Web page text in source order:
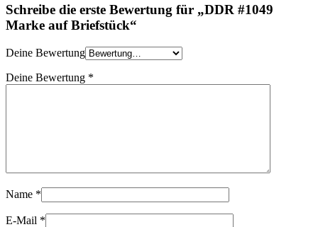
Schreibe die erste Bewertung für „DDR #1049
Marke auf Briefstück“
Deine Bewertung
Deine Bewertung *
Name *
E-Mail *